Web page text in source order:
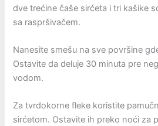
dve trećine čaše sirćeta i tri kašike
sa raspršivačem.
Nanesite smešu na sve površine
Ostavite da deluje 30 minuta pre
vodom.
Za tvrdokorne fleke koristite
sirćetom. Ostavite ih preko noći za